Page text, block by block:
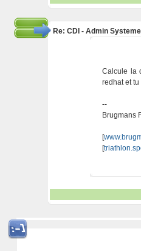
Re: CDI - Admin
Calcule la
redhat et
--
Brugmans
[
[